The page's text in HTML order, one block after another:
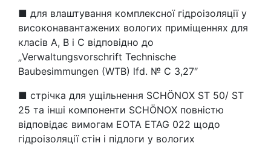
■ для влаштування комплексної гідроізоляції у
високонавантажених вологих приміщеннях для
класів A, B і C відповідно до
„Verwaltungsvorschrift Technische
Baubesimmungen (WTB) lfd. № C 3,27″
■ стрічка для ущільнення SCHÖNOX ST 50/ ST
25 та інші компоненти SCHÖNOX повністю
відповідає вимогам EOTA ETAG 022 щодо
гідроізоляції стін і підлоги у вологих